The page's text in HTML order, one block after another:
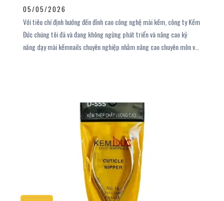
05/05/2026
Với tiêu chí định hướng đến đỉnh cao công nghệ mài kềm, công ty Kềm
Đức chúng tôi đã và đang không ngừng phát triển và nâng cao kỹ
năng dạy mài kềmnails chuyên nghiệp nhằm nâng cao chuyên môn và
Kềm Đức chúng tôi để được tư vấn và đăng ký khóa học mài kềm linh
hoạt với khung thời gian rảnh cho học viên nhé.